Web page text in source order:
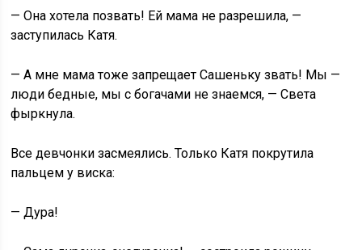
— Она хотела позвать! Ей мама не разрешила, —
заступилась Катя.
— А мне мама тоже запрещает Сашеньку звать! Мы —
люди бедные, мы с богачами не знаемся, — Света
фыркнула.
Все девчонки засмеялись. Только Катя покрутила
пальцем у виска:
— Дура!